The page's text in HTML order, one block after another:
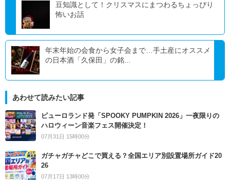
豆知識として！クリスマスにまつわるちょっぴり
怖いお話
年末年始の会食から女子会まで…手土産にオススメ
の日本酒「久保田」の銘...
あわせて読みたい記事
ピューロランド発「SPOOKY PUMPKIN 2026」一夜限りの
ハロウィーン音楽フェス開催決定！
07月31日 15時00分
ガチャガチャどこで買える？全国エリア別設置場所ガイド20
26
07月17日 13時00分